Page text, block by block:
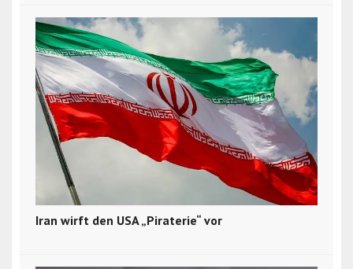
Iran wirft den USA „Piraterie“ vor